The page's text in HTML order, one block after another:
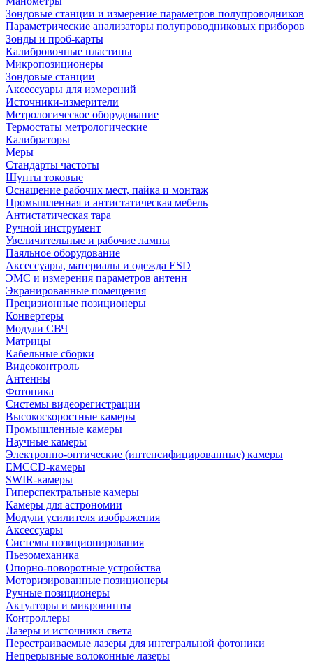
Зондовые станции и измерение параметров полупроводников
Параметрические анализаторы полупроводниковых приборов
Зонды и проб-карты
Калибровочные пластины
Микропозиционеры
Зондовые станции
Аксессуары для измерений
Источники-измерители
Метрологическое оборудование
Термостаты метрологические
Калибраторы
Меры
Стандарты частоты
Шунты токовые
Оснащение рабочих мест, пайка и монтаж
Промышленная и антистатическая мебель
Антистатическая тара
Ручной инструмент
Увеличительные и рабочие лампы
Паяльное оборудование
Аксессуары, материалы и одежда ESD
ЭМС и измерения параметров антенн
Экранированные помещения
Прецизионные позиционеры
Конвертеры
Модули СВЧ
Матрицы
Кабельные сборки
Видеоконтроль
Антенны
Фотоника
Cистемы видеорегистрации
Высокоскоростные камеры
Промышленные камеры
Научные камеры
Электронно-оптические (интенсифицированные) камеры
EMCCD-камеры
SWIR-камеры
Гиперспектральные камеры
Камеры для астрономии
Модули усилителя изображения
Аксессуары
Системы позиционирования
Пьезомеханика
Опорно-поворотные устройства
Моторизированные позиционеры
Ручные позиционеры
Актуаторы и микровинты
Контроллеры
Лазеры и источники света
Перестраиваемые лазеры для интегральной фотоники
Непрерывные волоконные лазеры